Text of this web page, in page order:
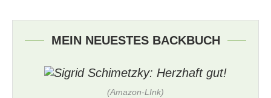
MEIN NEUESTES BACKBUCH
(Amazon-LInk)